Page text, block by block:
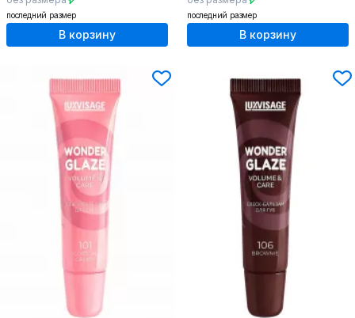
последний размер
В корзину
последний размер
В корзину